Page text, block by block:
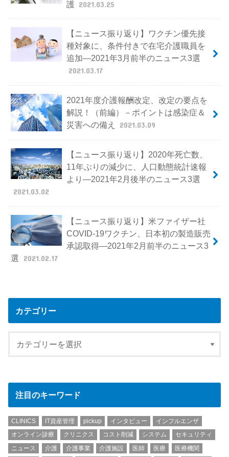
護 2021.03.25
【ニュース振り返り】ワクチン優先接
種対象に、条件付きで在宅介護職員を
追加―2021年3月前半のニュース3選
2021.03.17
2021年度介護報酬改定、改定の要点を
解説！（前編）－ポイントは感染症＆
災害への備え
2021.03.09
【ニュース振り返り】2020年死亡数、
11年ぶりの減少に、人口動態統計速報
より―2021年2月後半のニュース3選
2021.03.02
【ニュース振り返り】米ファイザー社
COVID-19ワクチン、日本初の製造販売
承認取得―2021年2月前半のニュース3
選
2021.02.17
カテゴリー
注目のキーワード
CLINICS IT資産管理 pickup インタビュー
インフルエンザ
オンライン診療
クリニクス コスト削減 システム
セキュリティ
ニュース
介護 介護事業 介護施設 医師 医療
医療機関